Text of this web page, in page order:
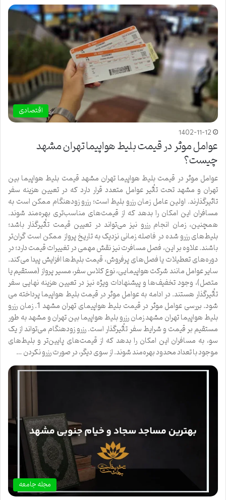
اقتصادی
1402-11-12
عوامل موثر در قیمت بلیط هواپیما تهران مشهد
چیست؟
عوامل موثر در قیمت بلیط هواپیما تهران مشهد قیمت بلیط هواپیما بین
تهران و مشهد تحت تأثیر عوامل متعدد قرار دارد که در تعیین هزینه سفر
تاثیرگذارند. اولین عامل زمان رزرو بلیط است؛ رزرو زودهنگام ممکن است به
مسافران این امکان را بدهد که از قیمت‌های مناسب‌تری بهره‌مند شوند.
همچنین، زمان انجام رزرو نیز می‌تواند در تعیین قیمت تأثیرگذار باشد؛
بلیط‌های رزرو شده در فاصله زمانی نزدیک به تاریخ پرواز ممکن است گران‌تر
باشند. علاوه بر این، فصل مسافرت نیز نقش مهمی در تغییرات قیمت دارد؛ در
دوره‌های تعطیلات یا فصل‌های پرفروش، قیمت بلیط‌ها افزایش پیدا می‌کند.
سایر عوامل مانند شرکت هواپیمایی، نوع کلاس سفر، مسیر پرواز (مستقیم یا
متصل)، وجود تخفیف‌ها و پیشنهادات ویژه نیز در تعیین هزینه نهایی سفر
تأثیرگذار هستند. در ادامه به عوامل موثر در قیمت بلیط هواپیما پرداخته می
شود. بررسی عوامل موثر در قیمت بلیط هواپیمای تهران مشهد 1. زمان رزرو
بلیط هواپیما تهران مشهد زمان رزرو بلیط هواپیما بین تهران و مشهد به طور
مستقیم بر قیمت و شرایط سفر تأثیرگذار است. رزرو زودهنگام می‌تواند از یک
سو، به مسافران این امکان را بدهد که از قیمت‌های پایین‌تر و بلیط‌های
موجود با تعداد محدود بهره‌مند شوند. از سوی دیگر، در صورت رزرو نکردن …
مجله جامعه